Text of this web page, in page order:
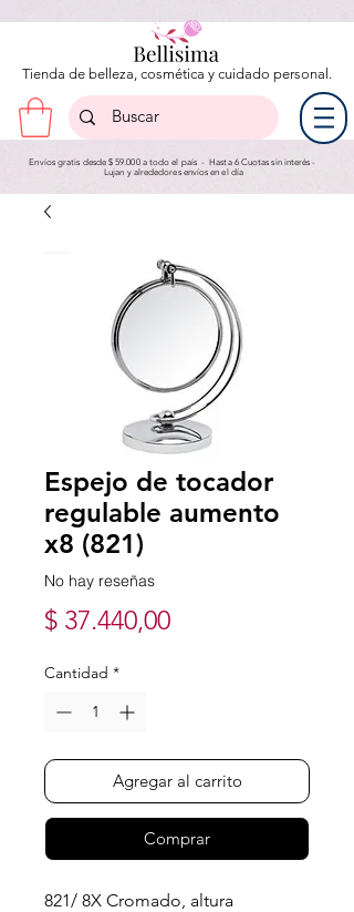
Tienda de belleza, cosmética y cuidado personal.
Envíos gratis desde $ 59.000 a todo el país - Hasta 6 Cuotas sin interés -
Lujan y alrededores envíos en el día
Espejo de tocador
regulable aumento
x8 (821)
No hay reseñas
$ 37.440,00Precio
Cantidad *
Agregar al carrito
Comprar
821/ 8X Cromado, altura